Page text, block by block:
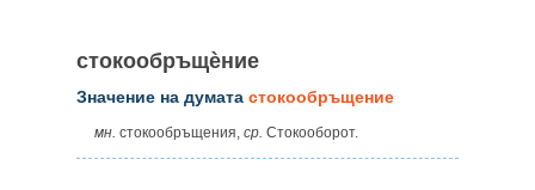
стокообръщѐние
Значение на думата стокообръщение
мн. стокообръщения, ср. Стокооборот.